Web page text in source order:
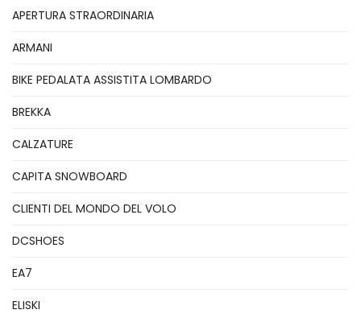
APERTURA STRAORDINARIA
ARMANI
BIKE PEDALATA ASSISTITA LOMBARDO
BREKKA
CALZATURE
CAPITA SNOWBOARD
CLIENTI DEL MONDO DEL VOLO
DCSHOES
EA7
ELISKI